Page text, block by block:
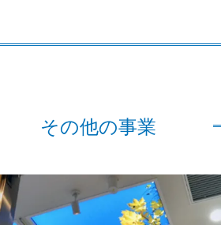
その他の事業